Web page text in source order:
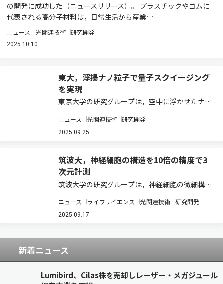
の開発に成功した（ニュースリリース）。 プラスチックやゴムに
代表される高分子材料は，日常生活から産業…
ニュース 光関連技術 研究開発
2025.10.10
東大，浮揚ナノ粒子で量子スクイージング
を実現
東京大学の研究グループは，空中に浮かせたナノ
（ニュースリリース）。 量子スクイージングは，
原子・分子・光子などの微視的な系を中心とする
ニュース 光関連技術 研究開発
2025.09.25
筑波大，神経細胞の構造を10倍の精度で3
次元計測
筑波大学の研究グループは，神経細胞の微細構造
た（ニュースリリース）。 脳は一つの神経細胞，
またはシナプス結合を基本単位として構成され，
ニュース ライフサイエンス 光関連技術 研究開発
2025.09.17
新着ニュース
Lumibird、Cilas株を売却しレーザー・メガジュール